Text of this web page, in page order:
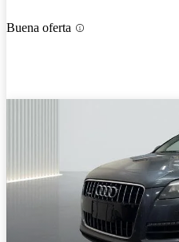
Buena oferta